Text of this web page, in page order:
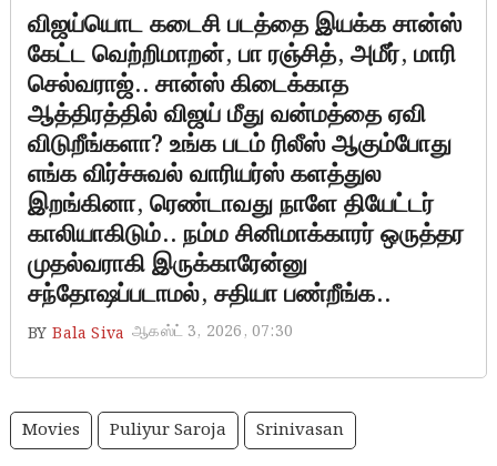
விஜய்யொட கடைசி படத்தை இயக்க சான்ஸ்
கேட்ட வெற்றிமாறன், பா ரஞ்சித், அமீர், மாரி
செல்வராஜ்.. சான்ஸ் கிடைக்காத
ஆத்திரத்தில் விஜய் மீது வன்மத்தை ஏவி
விடுறீங்களா? உங்க படம் ரிலீஸ் ஆகும்போது
எங்க விர்ச்சுவல் வாரியர்ஸ் களத்துல
இறங்கினா, ரெண்டாவது நாளே தியேட்டர்
காலியாகிடும்.. நம்ம சினிமாக்காரர் ஒருத்தர
முதல்வராகி இருக்காரேன்னு
சந்தோஷப்படாமல், சதியா பண்றீங்க..
BY Bala Siva ஆகஸ்ட் 3, 2026, 07:30
Movies Puliyur Saroja Srinivasan